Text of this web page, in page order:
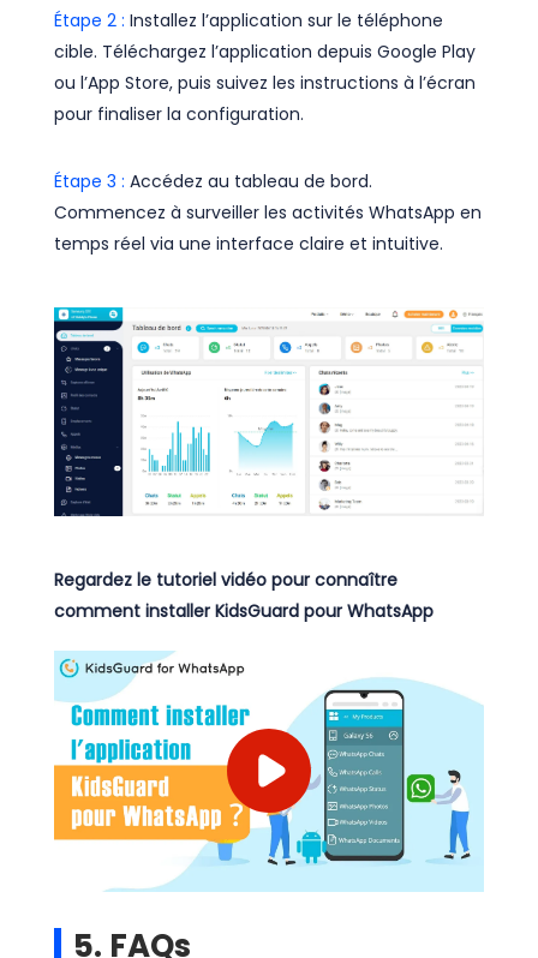
Étape 2 : Installez l’application sur le téléphone
cible. Téléchargez l’application depuis Google Play
ou l’App Store, puis suivez les instructions à l’écran
pour finaliser la configuration.
Étape 3 : Accédez au tableau de bord.
Commencez à surveiller les activités WhatsApp en
temps réel via une interface claire et intuitive.
Regardez le tutoriel vidéo pour connaître
comment installer KidsGuard pour WhatsApp
5. FAQs